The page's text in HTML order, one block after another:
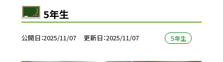
5年生
公開日 2025/11/07 更新日 2025/11/07 ５年生